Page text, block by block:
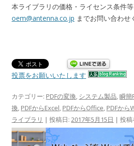
本ライブラリの価格・ライセンス条件等
oem@antenna.co.jp までお問い合わせ
投票をお願いいたします
カテゴリー: PDFの変換, システム製品,瞬簡
換, PDFからExcel, PDFからOffice, PDFから
ライブラリ | 投稿日: 2017年5月15日 | 投稿